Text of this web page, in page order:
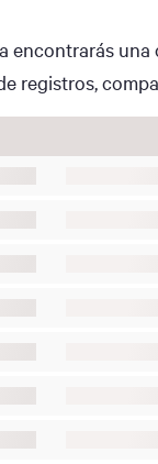
encontrarás
registros,